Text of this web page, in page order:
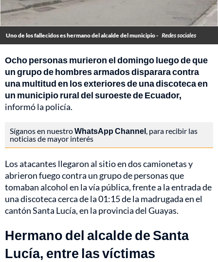
Uno de los fallecidos es hermano del alcalde del municipio - Redes sociales
Ocho personas murieron el domingo luego de que
un grupo de hombres armados disparara contra
una multitud en los exteriores de una discoteca en
un municipio rural del suroeste de Ecuador,
informó la policía.
Síganos en nuestroWhatsApp Channel, para recibir las
noticias de mayor interés
Los atacantes llegaron al sitio en dos camionetas y
abrieron fuego contra un grupo de personas que
tomaban alcohol en la vía pública, frente a la entrada de
una discoteca cerca de la 01:15 de la madrugada en el
cantón Santa Lucía, en la provincia del Guayas.
Hermano del alcalde de Santa
Lucía, entre las víctimas